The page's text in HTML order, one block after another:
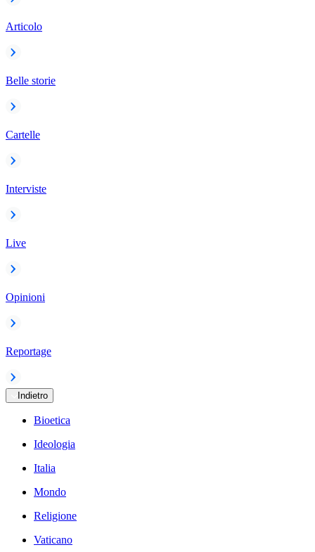
Articolo
Belle storie
Cartelle
Interviste
Live
Opinioni
Reportage
Indietro
Bioetica
Ideologia
Italia
Mondo
Religione
Vaticano